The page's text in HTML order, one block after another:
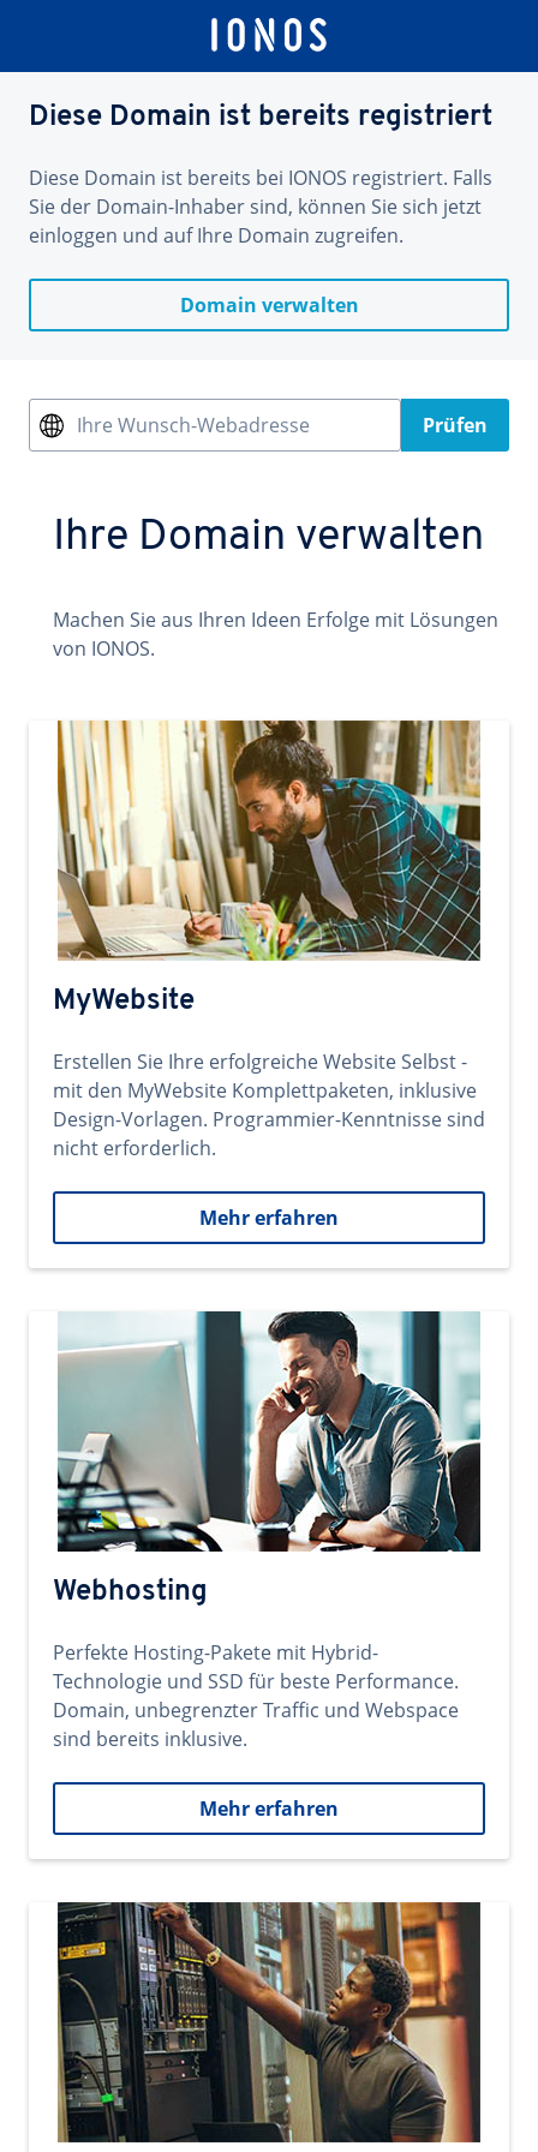
Diese Domain ist bereits registriert
Diese Domain ist bereits bei IONOS registriert. Falls
Sie der Domain-Inhaber sind, können Sie sich jetzt
einloggen und auf Ihre Domain zugreifen.
Domain verwalten
Ihre Wunsch-Webadresse Prüfen
Ihre Domain verwalten
Machen Sie aus Ihren Ideen Erfolge mit Lösungen
von IONOS.
MyWebsite
Erstellen Sie Ihre erfolgreiche Website Selbst -
mit den MyWebsite Komplettpaketen, inklusive
Design-Vorlagen. Programmier-Kenntnisse sind
nicht erforderlich.
Mehr erfahren
Webhosting
Perfekte Hosting-Pakete mit Hybrid-
Technologie und SSD für beste Performance.
Domain, unbegrenzter Traffic und Webspace
sind bereits inklusive.
Mehr erfahren